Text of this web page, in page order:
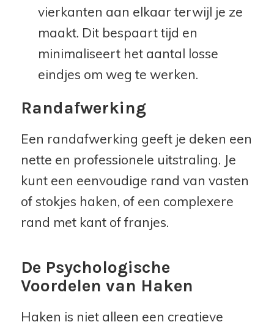
vierkanten aan elkaar terwijl je ze
maakt. Dit bespaart tijd en
minimaliseert het aantal losse
eindjes om weg te werken.
Randafwerking
Een randafwerking geeft je deken een
nette en professionele uitstraling. Je
kunt een eenvoudige rand van vasten
of stokjes haken, of een complexere
rand met kant of franjes.
De Psychologische
Voordelen van Haken
Haken is niet alleen een creatieve